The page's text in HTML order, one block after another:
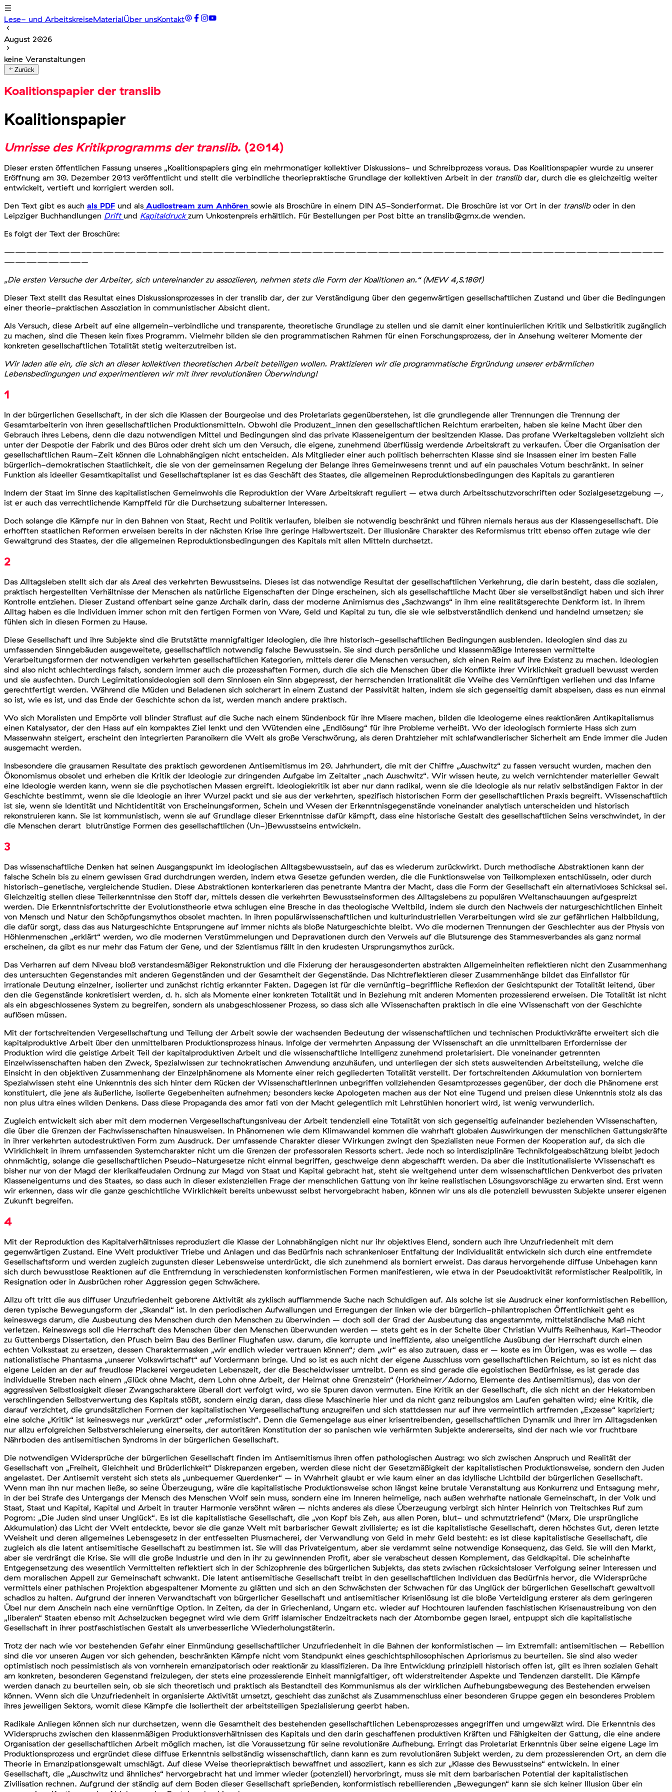
Lese- und ArbeitskreiseMaterialÜber unsKontakt
August 2026
keine Veranstaltungen
Zurück
Koalitionspapier der translib
Koalitionspapier
Umrisse des Kritikprogramms der translib. (2014)
Dieser ersten öffentlichen Fassung unseres „Koalitionspapiers ging ein mehrmonatiger kollektiver Diskussions- und Schreibprozess voraus. Das Koalitionspapier wurde zu unserer
Eröffnung am 30. Dezember 2013 veröffentlicht und stellt die verbindliche theoriepraktische Grundlage der kollektiven Arbeit in der translibdar, durch die es gleichzeitig weiter
entwickelt, vertieft und korrigiert werden soll.
Den Text gibt es auch als PDF und als Audiostream zum Anhören sowie als Broschüre in einem DIN A5-Sonderformat. Die Broschüre ist vor Ort in der transliboder in den
Leipziger Buchhandlungen Drift und Kapitaldruckzum Unkostenpreis erhältlich. Für Bestellungen per Post bitte an translib@gmx.de wenden.
Es folgt der Text der Broschüre:
————————————————————————————————————————————————————————————
———————–
„Die ersten Versuche der Arbeiter, sich untereinander zu assoziieren, nehmen stets die Form der Koalitionen an.“ (MEW 4,S.180f)
Dieser Text stellt das Resultat eines Diskussionsprozesses in der translib dar, der zur Verständigung über den gegenwärtigen gesellschaftlichen Zustand und über die Bedingungen
einer theorie-praktischen Assoziation in communistischer Absicht dient.
Als Versuch, diese Arbeit auf eine allgemein-verbindliche und transparente, theoretische Grundlage zu stellen und sie damit einer kontinuierlichen Kritik und Selbstkritik zugänglich
zu machen, sind die Thesen kein fixes Programm. Vielmehr bilden sie den programmatischen Rahmen für einen Forschungsprozess, der in Ansehung weiterer Momente der
konkreten gesellschaftlichen Totalität stetig weiterzutreiben ist.
Wir laden alle ein, die sich an dieser kollektiven theoretischen Arbeit beteiligen wollen. Praktizieren wir die programmatische Ergründung unserer erbärmlichen
Lebensbedingungen und experimentieren wir mit ihrer revolutionären Überwindung!
1
In der bürgerlichen Gesellschaft, in der sich die Klassen der Bourgeoise und des Proletariats gegenüberstehen, ist die grundlegende aller Trennungen die Trennung der
Gesamtarbeiterin von ihren gesellschaftlichen Produktionsmitteln. Obwohl die Produzent_innen den gesellschaftlichen Reichtum erarbeiten, haben sie keine Macht über den
Gebrauch ihres Lebens, denn die dazu notwendigen Mittel und Bedingungen sind das private Klasseneigentum der besitzenden Klasse. Das profane Werkeltagsleben vollzieht sich
unter der Despotie der Fabrik und des Büros oder dreht sich um den Versuch, die eigene, zunehmend überflüssig werdende Arbeitskraft zu verkaufen. Über die Organisation der
gesellschaftlichen Raum-Zeit können die Lohnabhängigen nicht entscheiden. Als Mitglieder einer auch politisch beherrschten Klasse sind sie Insassen einer im besten Falle
bürgerlich-demokratischen Staatlichkeit, die sie von der gemeinsamen Regelung der Belange ihres Gemeinwesens trennt und auf ein pauschales Votum beschränkt. In seiner
Funktion als ideeller Gesamtkapitalist und Gesellschaftsplaner ist es das Geschäft des Staates, die allgemeinen Reproduktionsbedingungen des Kapitals zu garantieren
Indem der Staat im Sinne des kapitalistischen Gemeinwohls die Reproduktion der Ware Arbeitskraft reguliert – etwa durch Arbeitsschutzvorschriften oder Sozialgesetzgebung –,
ist er auch das verrechtlichende Kampffeld für die Durchsetzung subalterner Interessen.
Doch solange die Kämpfe nur in den Bahnen von Staat, Recht und Politik verlaufen, bleiben sie notwendig beschränkt und führen niemals heraus aus der Klassengesellschaft. Die
erhofften staatlichen Reformen erweisen bereits in der nächsten Krise ihre geringe Halbwertszeit. Der illusionäre Charakter des Reformismus tritt ebenso offen zutage wie der
Gewaltgrund des Staates, der die allgemeinen Reproduktionsbedingungen des Kapitals mit allen Mitteln durchsetzt.
2
Das Alltagsleben stellt sich dar als Areal des verkehrten Bewusstseins. Dieses ist das notwendige Resultat der gesellschaftlichen Verkehrung, die darin besteht, dass die sozialen,
praktisch hergestellten Verhältnisse der Menschen als natürliche Eigenschaften der Dinge erscheinen, sich als gesellschaftliche Macht über sie verselbständigt haben und sich ihrer
Kontrolle entziehen. Dieser Zustand offenbart seine ganze Archaik darin, dass der moderne Animismus des „Sachzwangs“ in ihm eine realitätsgerechte Denkform ist. In ihrem
Alltag haben es die Individuen immer schon mit den fertigen Formen von Ware, Geld und Kapital zu tun, die sie wie selbstverständlich denkend und handelnd umsetzen; sie
fühlen sich in diesen Formen zu Hause.
Diese Gesellschaft und ihre Subjekte sind die Brutstätte mannigfaltiger Ideologien, die ihre historisch-gesellschaftlichen Bedingungen ausblenden. Ideologien sind das zu
umfassenden Sinngebäuden ausgeweitete, gesellschaftlich notwendig falsche Bewusstsein. Sie sind durch persönliche und klassenmäßige Interessen vermittelte
Verarbeitungsformen der notwendigen verkehrten gesellschaftlichen Kategorien, mittels derer die Menschen versuchen, sich einen Reim auf ihre Existenz zu machen. Ideologien
sind also nicht schlechterdings falsch, sondern immer auch die prozesshaften Formen, durch die sich die Menschen über die Konflikte ihrer Wirklichkeit graduell bewusst werden
und sie ausfechten. Durch Legimitationsideologien soll dem Sinnlosen ein Sinn abgepresst, der herrschenden Irrationalität die Weihe des Vernünftigen verliehen und das Infame
gerechtfertigt werden. Während die Müden und Beladenen sich solcherart in einem Zustand der Passivität halten, indem sie sich gegenseitig damit abspeisen, dass es nun einmal
so ist, wie es ist, und das Ende der Geschichte schon da ist, werden manch andere praktisch.
Wo sich Moralisten und Empörte voll blinder Straflust auf die Suche nach einem Sündenbock für ihre Misere machen, bilden die Ideologeme eines reaktionären Antikapitalismus
einen Katalysator, der den Hass auf ein kompaktes Ziel lenkt und den Wütenden eine „Endlösung“ für ihre Probleme verheißt. Wo der ideologisch formierte Hass sich zum
Massenwahn steigert, erscheint den integrierten Paranoikern die Welt als große Verschwörung, als deren Drahtzieher mit schlafwandlerischer Sicherheit am Ende immer die Juden
ausgemacht werden.
Insbesondere die grausamen Resultate des praktisch gewordenen Antisemitismus im 20. Jahrhundert, die mit der Chiffre „Auschwitz“ zu fassen versucht wurden, machen den
Ökonomismus obsolet und erheben die Kritik der Ideologie zur dringenden Aufgabe im Zeitalter „nach Auschwitz“. Wir wissen heute, zu welch vernichtender materieller Gewalt
eine Ideologie werden kann, wenn sie die psychotischen Massen ergreift. Ideologiekritik ist aber nur dann radikal, wenn sie die Ideologie als nur relativ selbständigen Faktor in der
Geschichte bestimmt, wenn sie die Ideologie an ihrer Wurzel packt und sie aus der verkehrten, spezifisch historischen Form der gesellschaftlichen Praxis begreift. Wissenschaftlich
ist sie, wenn sie Identität und Nichtidentität von Erscheinungsformen, Schein und Wesen der Erkenntnisgegenstände voneinander analytisch unterscheiden und historisch
rekonstruieren kann. Sie ist kommunistisch, wenn sie auf Grundlage dieser Erkenntnisse dafür kämpft, dass eine historische Gestalt des gesellschaftlichen Seins verschwindet, in der
die Menschen derart blutrünstige Formen des gesellschaftlichen (Un-)Bewusstseins entwickeln.
3
Das wissenschaftliche Denken hat seinen Ausgangspunkt im ideologischen Alltagsbewusstsein, auf das es wiederum zurückwirkt. Durch methodische Abstraktionen kann der
falsche Schein bis zu einem gewissen Grad durchdrungen werden, indem etwa Gesetze gefunden werden, die die Funktionsweise von Teilkomplexen entschlüsseln, oder durch
historisch-genetische, vergleichende Studien. Diese Abstraktionen konterkarieren das penetrante Mantra der Macht, dass die Form der Gesellschaft ein alternativloses Schicksal sei.
Gleichzeitig stellen diese Teilerkenntnisse den Stoff dar, mittels dessen die verkehrten Bewusstseinsformen des Alltagslebens zu populären Weltanschauungen aufgespreizt
werden. Die Erkenntnisfortschritte der Evolutionstheorie etwa schlugen eine Bresche in das theologische Weltbild, indem sie durch den Nachweis der naturgeschichtlichen Einheit
von Mensch und Natur den Schöpfungsmythos obsolet machten. In ihren populärwissenschaftlichen und kulturindustriellen Verarbeitungen wird sie zur gefährlichen Halbbildung,
die dafür sorgt, dass das aus Naturgeschichte Entsprungene auf immer nichts als bloße Naturgeschichte bleibt. Wo die modernen Trennungen der Geschlechter aus der Physis von
Höhlenmenschen „erklärt“ werden, wo die modernen Verstümmelungen und Depravationen durch den Verweis auf die Blutsurenge des Stammesverbandes als ganz normal
erscheinen, da gibt es nur mehr das Fatum der Gene, und der Szientismus fällt in den krudesten Ursprungsmythos zurück.
Das Verharren auf dem Niveau bloß verstandesmäßiger Rekonstruktion und die Fixierung der herausgesonderten abstrakten Allgemeinheiten reflektieren nicht den Zusammenhang
des untersuchten Gegenstandes mit anderen Gegenständen und der Gesamtheit der Gegenstände. Das Nichtreflektieren dieser Zusammenhänge bildet das Einfallstor für
irrationale Deutung einzelner, isolierter und zunächst richtig erkannter Fakten. Dagegen ist für die vernünftig-begriffliche Reflexion der Gesichtspunkt der Totalität leitend, über
den die Gegenstände konkretisiert werden, d. h. sich als Momente einer konkreten Totalität und in Beziehung mit anderen Momenten prozessierend erweisen. Die Totalität ist nicht
als ein abgeschlossenes System zu begreifen, sondern als unabgeschlossener Prozess, so dass sich alle Wissenschaften praktisch in die eine Wissenschaft von der Geschichte
auflösen müssen.
Mit der fortschreitenden Vergesellschaftung und Teilung der Arbeit sowie der wachsenden Bedeutung der wissenschaftlichen und technischen Produktivkräfte erweitert sich die
kapitalproduktive Arbeit über den unmittelbaren Produktionsprozess hinaus. Infolge der vermehrten Anpassung der Wissenschaft an die unmittelbaren Erfordernisse der
Produktion wird die geistige Arbeit Teil der kapitalproduktiven Arbeit und die wissenschaftliche Intelligenz zunehmend proletarisiert. Die voneinander getrennten
Einzelwissenschaften haben den Zweck, Spezialwissen zur technokratischen Anwendung anzuhäufen, und unterliegen der sich stets ausweitenden Arbeitsteilung, welche die
Einsicht in den objektiven Zusammenhang der Einzelphänomene als Momente einer reich gegliederten Totalität verstellt. Der fortschreitenden Akkumulation von borniertem
Spezialwissen steht eine Unkenntnis des sich hinter dem Rücken der WissenschaftlerInnen unbegriffen vollziehenden Gesamtprozesses gegenüber, der doch die Phänomene erst
konstituiert, die jene als äußerliche, isolierte Gegebenheiten aufnehmen; besonders kecke Apologeten machen aus der Not eine Tugend und preisen diese Unkenntnis stolz als das
non plus ultra eines wilden Denkens. Dass diese Propaganda des amor fati von der Macht gelegentlich mit Lehrstühlen honoriert wird, ist wenig verwunderlich.
Zugleich entwickelt sich aber mit dem modernen Vergesellschaftungsniveau der Arbeit tendenziell eine Totalität von sich gegenseitig aufeinander beziehenden Wissenschaften,
die über die Grenzen der Fachwissenschaften hinausweisen. In Phänomenen wie dem Klimawandel kommen die wahrhaft globalen Auswirkungen der menschlichen Gattungskräfte
in ihrer verkehrten autodestruktiven Form zum Ausdruck. Der umfassende Charakter dieser Wirkungen zwingt den Spezialisten neue Formen der Kooperation auf, da sich die
Wirklichkeit in ihrem umfassenden Systemcharakter nicht um die Grenzen der professoralen Ressorts schert. Jede noch so interdisziplinäre Technikfolgeabschätzung bleibt jedoch
ohnmächtig, solange die gesellschaftlichen Pseudo-Naturgesetze nicht einmal begriffen, geschweige denn abgeschafft werden. Da aber die institutionalisierte Wissenschaft es
bisher nur von der Magd der klerikalfeudalen Ordnung zur Magd von Staat und Kapital gebracht hat, steht sie weitgehend unter dem wissenschaftlichen Denkverbot des privaten
Klasseneigentums und des Staates, so dass auch in dieser existenziellen Frage der menschlichen Gattung von ihr keine realistischen Lösungsvorschläge zu erwarten sind. Erst wenn
wir erkennen, dass wir die ganze geschichtliche Wirklichkeit bereits unbewusst selbst hervorgebracht haben, können wir uns als die potenziell bewussten Subjekte unserer eigenen
Zukunft begreifen.
4
Mit der Reproduktion des Kapitalverhältnisses reproduziert die Klasse der Lohnabhängigen nicht nur ihr objektives Elend, sondern auch ihre Unzufriedenheit mit dem
gegenwärtigen Zustand. Eine Welt produktiver Triebe und Anlagen und das Bedürfnis nach schrankenloser Entfaltung der Individualität entwickeln sich durch eine entfremdete
Gesellschaftsform und werden zugleich zugunsten dieser Lebensweise unterdrückt, die sich zunehmend als borniert erweist. Das daraus hervorgehende diffuse Unbehagen kann
sich durch bewusstlose Reaktionen auf die Entfremdung in verschiedensten konformistischen Formen manifestieren, wie etwa in der Pseudoaktivität reformistischer Realpolitik, in
Resignation oder in Ausbrüchen roher Aggression gegen Schwächere.
Allzu oft tritt die aus diffuser Unzufriedenheit geborene Aktivität als zyklisch aufflammende Suche nach Schuldigen auf. Als solche ist sie Ausdruck einer konformistischen Rebellion,
deren typische Bewegungsform der „Skandal“ ist. In den periodischen Aufwallungen und Erregungen der linken wie der bürgerlich-philantropischen Öffentlichkeit geht es
keineswegs darum, die Ausbeutung des Menschen durch den Menschen zu überwinden – doch soll der Grad der Ausbeutung das angestammte, mittelständische Maß nicht
verletzen. Keineswegs soll die Herrschaft des Menschen über den Menschen überwunden werden – stets geht es in der Schelte über Christian Wulffs Reihenhaus, Karl-Theodor
zu Guttenbergs Dissertation, den Pfusch beim Bau des Berliner Flughafen usw. darum, die korrupte und ineffiziente, also uneigentliche Ausübung der Herrschaft durch einen
echten Volksstaat zu ersetzen, dessen Charaktermasken „wir endlich wieder vertrauen können“; dem „wir“ es also zutrauen, dass er – koste es im Übrigen, was es wolle – das
nationalistische Phantasma „unserer Volkswirtschaft“ auf Vordermann bringe. Und so ist es auch nicht der eigene Ausschluss vom gesellschaftlichen Reichtum, so ist es nicht das
eigene Leiden an der auf freudlose Plackerei vergeudeten Lebenszeit, der die Bescheidwisser umtreibt. Denn es sind gerade die egoistischen Bedürfnisse, es ist gerade das
individuelle Streben nach einem „Glück ohne Macht, dem Lohn ohne Arbeit, der Heimat ohne Grenzstein“ (Horkheimer/Adorno, Elemente des Antisemitismus), das von der
aggressiven Selbstlosigkeit dieser Zwangscharaktere überall dort verfolgt wird, wo sie Spuren davon vermuten. Eine Kritik an der Gesellschaft, die sich nicht an der Hekatomben
verschlingenden Selbstverwertung des Kapitals stößt, sondern einzig daran, dass diese Maschinerie hier und da nicht ganz reibungslos am Laufen gehalten wird; eine Kritik, die
darauf verzichtet, die grundsätzlichen Formen der kapitalistischen Vergesellschaftung anzugreifen und sich stattdessen nur auf ihre vermeintlich artfremden „Exzesse“ kapriziert;
eine solche „Kritik“ ist keineswegs nur „verkürzt“ oder „reformistisch“. Denn die Gemengelage aus einer krisentreibenden, gesellschaftlichen Dynamik und ihrer im Alltagsdenken
nur allzu erfolgreichen Selbstverschleierung einerseits, der autoritären Konstitution der so panischen wie verhärmten Subjekte andererseits, sind der nach wie vor fruchtbare
Nährboden des antisemitischen Syndroms in der bürgerlichen Gesellschaft.
Die notwendigen Widersprüche der bürgerlichen Gesellschaft finden im Antisemitismus ihren offen pathologischen Austrag: wo sich zwischen Anspruch und Realität der
Gesellschaft von „Freiheit, Gleichheit und Brüderlichkeit“ Diskrepanzen ergeben, werden diese nicht der Gesetzmäßigkeit der kapitalistischen Produktionsweise, sondern den Juden
angelastet. Der Antisemit versteht sich stets als „unbequemer Querdenker“ – in Wahrheit glaubt er wie kaum einer an das idyllische Lichtbild der bürgerlichen Gesellschaft.
Wenn man ihn nur machen ließe, so seine Überzeugung, wäre die kapitalistische Produktionsweise schon längst keine brutale Veranstaltung aus Konkurrenz und Entsagung mehr,
in der bei Strafe des Untergangs der Mensch des Menschen Wolf sein muss, sondern eine im Inneren heimelige, nach außen wehrhafte nationale Gemeinschaft, in der Volk und
Staat, Staat und Kapital, Kapital und Arbeit in trauter Harmonie versöhnt wären – nichts anderes als diese Überzeugung verbirgt sich hinter Heinrich von Treitschkes Ruf zum
Pogrom: „Die Juden sind unser Unglück“. Es ist die kapitalistische Gesellschaft, die „von Kopf bis Zeh, aus allen Poren, blut- und schmutztriefend“ (Marx, Die ursprüngliche
Akkumulation) das Licht der Welt entdeckte, bevor sie die ganze Welt mit barbarischer Gewalt zivilisierte; es ist die kapitalistische Gesellschaft, deren höchstes Gut, deren letzte
Weisheit und deren allgemeines Lebensgesetz in der entfesselten Plusmacherei, der Verwandlung von Geld in mehr Geld besteht: es ist diese kapitalistische Gesellschaft, die
zugleich als die latent antisemitische Gesellschaft zu bestimmen ist. Sie will das Privateigentum, aber sie verdammt seine notwendige Konsequenz, das Geld. Sie will den Markt,
aber sie verdrängt die Krise. Sie will die große Industrie und den in ihr zu gewinnenden Profit, aber sie verabscheut dessen Komplement, das Geldkapital. Die scheinhafte
Entgegensetzung des wesentlich Vermittelten reflektiert sich in der Schizophrenie des bürgerlichen Subjekts, das stets zwischen rücksichtsloser Verfolgung seiner Interessen und
dem moralischen Appell zur Gemeinschaft schwankt. Die latent antisemitische Gesellschaft treibt in den gesellschaftlichen Individuen das Bedürfnis hervor, die Widersprüche
vermittels einer pathischen Projektion abgespaltener Momente zu glätten und sich an den Schwächsten der Schwachen für das Unglück der bürgerlichen Gesellschaft gewaltvoll
schadlos zu halten. Aufgrund der inneren Verwandtschaft von bürgerlicher Gesellschaft und antisemitischer Krisenlösung ist die bloße Verteidigung ersterer als dem geringeren
Übel nur dem Anschein nach eine vernünftige Option. In Zeiten, da der in Griechenland, Ungarn etc. wieder auf Hochtouren laufenden faschistischen Krisenaustreibung von den
„liberalen“ Staaten ebenso mit Achselzucken begegnet wird wie dem Griff islamischer Endzeitrackets nach der Atombombe gegen Israel, entpuppt sich die kapitalistische
Gesellschaft in ihrer postfaschistischen Gestalt als unverbesserliche Wiederholungstäterin.
Trotz der nach wie vor bestehenden Gefahr einer Einmündung gesellschaftlicher Unzufriedenheit in die Bahnen der konformistischen – im Extremfall: antisemitischen – Rebellion
sind die vor unseren Augen vor sich gehenden, beschränkten Kämpfe nicht vom Standpunkt eines geschichtsphilosophischen Apriorismus zu beurteilen. Sie sind also weder
optimistisch noch pessimistisch als von vornherein emanzipatorisch oder reaktionär zu klassifizieren. Da ihre Entwicklung prinzipiell historisch offen ist, gilt es ihren sozialen Gehalt
am konkreten, besonderen Gegenstand freizulegen, der stets eine prozessierende Einheit mannigfaltiger, oft widerstreitender Aspekte und Tendenzen darstellt. Die Kämpfe
werden danach zu beurteilen sein, ob sie sich theoretisch und praktisch als Bestandteil des Kommunismus als der wirklichen Aufhebungsbewegung des Bestehenden erweisen
können. Wenn sich die Unzufriedenheit in organisierte Aktivität umsetzt, geschieht das zunächst als Zusammenschluss einer besonderen Gruppe gegen ein besonderes Problem
ihres jeweiligen Sektors, womit diese Kämpfe die Isoliertheit der arbeitsteiligen Spezialisierung geerbt haben.
Radikale Anliegen können sich nur durchsetzen, wenn die Gesamtheit des bestehenden gesellschaftlichen Lebensprozesses angegriffen und umgewälzt wird. Die Erkenntnis des
Widerspruchs zwischen den klassenmäßigen Produktionsverhältnissen des Kapitals und den darin geschaffenen produktiven Kräften und Fähigkeiten der Gattung, die eine andere
Organisation der gesellschaftlichen Arbeit möglich machen, ist die Voraussetzung für seine revolutionäre Aufhebung. Erringt das Proletariat Erkenntnis über seine eigene Lage im
Produktionsprozess und ergründet diese diffuse Erkenntnis selbständig wissenschaftlich, dann kann es zum revolutionären Subjekt werden, zu dem prozessierenden Ort, an dem die
Theorie in Emanzipationsgewalt umschlägt. Auf diese Weise theoriepraktisch bewaffnet und assoziiert, kann es sich zur „Klasse des Bewusstseins“ entwickeln. In einer
Gesellschaft, die „Auschwitz und ähnliches“ hervorgebracht hat und immer wieder (potenziell) hervorbringt, muss sie mit dem barbarischen Potential der kapitalistischen
Zivilisation rechnen. Aufgrund der ständig auf dem Boden dieser Gesellschaft sprießenden, konformistisch rebellierenden „Bewegungen“ kann sie sich keiner Illusion über ein